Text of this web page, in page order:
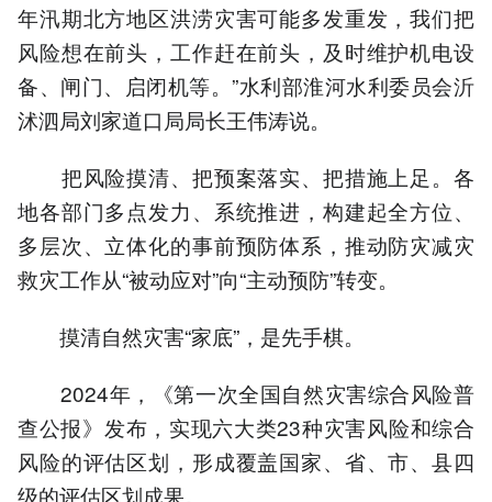
年汛期北方地区洪涝灾害可能多发重发，我们把
风险想在前头，工作赶在前头，及时维护机电设
备、闸门、启闭机等。”水利部淮河水利委员会沂
沭泗局刘家道口局局长王伟涛说。
把风险摸清、把预案落实、把措施上足。各
地各部门多点发力、系统推进，构建起全方位、
多层次、立体化的事前预防体系，推动防灾减灾
救灾工作从“被动应对”向“主动预防”转变。
摸清自然灾害“家底”，是先手棋。
2024年，《第一次全国自然灾害综合风险普
查公报》发布，实现六大类23种灾害风险和综合
风险的评估区划，形成覆盖国家、省、市、县四
级的评估区划成果。